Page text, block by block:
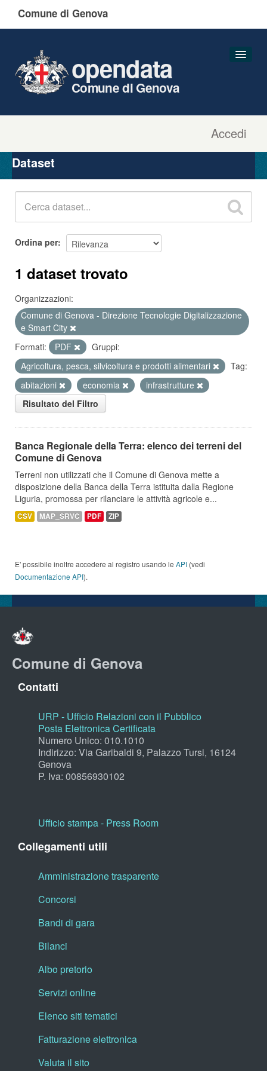
Comune di Genova
Accedi
opendata
Comune di Genova
Organizzazioni
Gruppi
Dataset
Ordina per
1 dataset trovato
Organizzazioni:
Comune di Genova - Direzione Tecnologie Digitalizzazione
e Smart City
Formati:
PDF
Gruppi:
Agricoltura, pesca, silvicoltura e prodotti alimentari
Tag:
abitazioni
economia
infrastrutture
Risultato del Filtro
Banca Regionale della Terra: elenco dei terreni del
Comune di Genova
Terreni non utilizzati che il Comune di Genova mette a
disposizione della Banca della Terra istituita dalla Regione
Liguria, promossa per rilanciare le attività agricole e...
CSV MAP_SRVC PDF ZIP
E' possibile inoltre accedere al registro usando le API (vedi
Documentazione API).
Comune di Genova
Contatti
URP - Ufficio Relazioni con il Pubblico
Posta Elettronica Certificata
Numero Unico: 010.1010
Indirizzo: Via Garibaldi 9, Palazzo Tursi, 16124
Genova
P. Iva: 00856930102
Ufficio stampa - Press Room
Collegamenti utili
Amministrazione trasparente
Concorsi
Bandi di gara
Bilanci
Albo pretorio
Servizi online
Elenco siti tematici
Fatturazione elettronica
Valuta il sito